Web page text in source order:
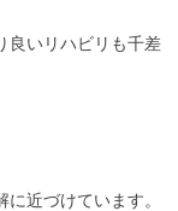
良いリハビリも千差
近づけています。